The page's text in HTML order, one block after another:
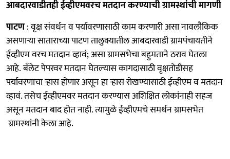
आबदारवाडीतही ईव्हीएमवरच मतदान करण्याची ग्रामस्थांची मागणी
पाटण: वृक्ष संवर्धन व पर्यावरणासाठी काम करणारी असा नावलौकिक
असणाऱ्या साताराच्या पाटण तालुक्यातील आबदारवाडी ग्रामपंचायतीने
ईव्हीएम वरच मतदान व्हावं; असा ग्रामसभेचा बहुमताने ठराव घेतला
आहे. बॅलेट पेपरवर मतदान घेतल्यास कागदासाठी वृक्षतोडीसह
पर्यावरणाचा ऱ्हास होणार असून हा ऱ्हास रोखण्यासाठी ईव्हीएम व मतदान
व्हावं. तसेच ईव्हीएमवर मतदान करण्यास अशिक्षित लोकांनाही सहज
असून मतदान बाद होत नाही. त्यामुळे ईव्हीएमचे समर्थन ग्रामसभेत
ग्रामस्थांनी केला आहे.